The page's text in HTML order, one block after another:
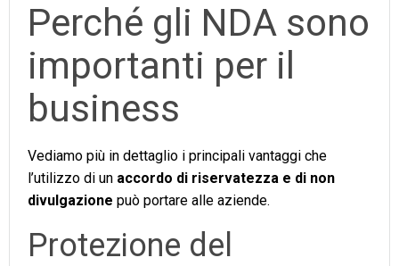
Perché gli NDA sono
importanti per il
business
Vediamo più in dettaglio i principali vantaggi che
l’utilizzo di un accordo di riservatezza e di non
divulgazione può portare alle aziende.
Protezione del